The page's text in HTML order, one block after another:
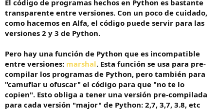
El código de programas hechos en Python es bastante
transparente entre versiones. Con un poco de cuidado,
como hacemos en Alfa, el código puede servir para las
versiones 2 y 3 de Python.
Pero hay una función de Python que es incompatible
entre versiones: marshal. Esta función se usa para pre-
compilar los programas de Python, pero también para
"camuflar u ofuscar" el código para que "no te lo
copien". Esto obliga a tener una versión pre-compilada
para cada versión "major" de Python: 2,7, 3,7, 3.8, etc